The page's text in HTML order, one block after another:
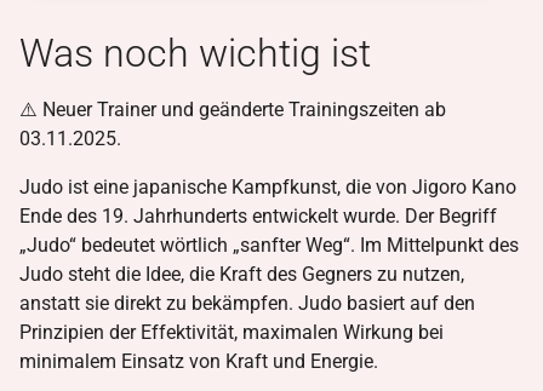
Was noch wichtig ist
⚠️ Neuer Trainer und geänderte Trainingszeiten ab
03.11.2025.
Judo ist eine japanische Kampfkunst, die von Jigoro Kano
Ende des 19. Jahrhunderts entwickelt wurde. Der Begriff
„Judo“ bedeutet wörtlich „sanfter Weg“. Im Mittelpunkt des
Judo steht die Idee, die Kraft des Gegners zu nutzen,
anstatt sie direkt zu bekämpfen. Judo basiert auf den
Prinzipien der Effektivität, maximalen Wirkung bei
minimalem Einsatz von Kraft und Energie.